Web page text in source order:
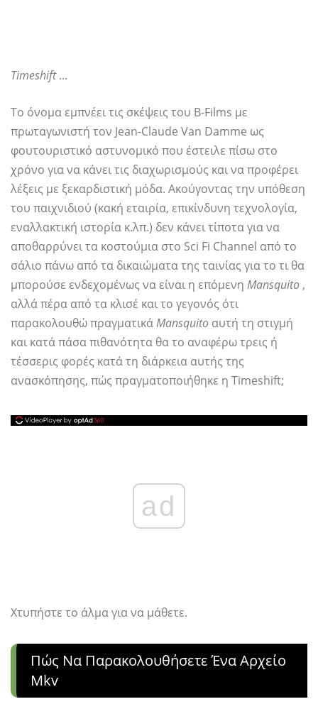
Timeshift...
Το όνομα εμπνέει τις σκέψεις του B-Films με
πρωταγωνιστή τον Jean-Claude Van Damme ως
φουτουριστικό αστυνομικό που έστειλε πίσω στο
χρόνο για να κάνει τις διαχωρισμούς και να προφέρει
λέξεις με ξεκαρδιστική μόδα. Ακούγοντας την υπόθεση
του παιχνιδιού (κακή εταιρία, επικίνδυνη τεχνολογία,
εναλλακτική ιστορία κ.λπ.) δεν κάνει τίποτα για να
αποθαρρύνει τα κοστούμια στο Sci Fi Channel από το
σάλιο πάνω από τα δικαιώματα της ταινίας για το τι θα
μπορούσε ενδεχομένως να είναι η επόμενη Mansquito ,
αλλά πέρα ​​από τα κλισέ και το γεγονός ότι
παρακολουθώ πραγματικάMansquito αυτή τη στιγμή
και κατά πάσα πιθανότητα θα το αναφέρω τρεις ή
τέσσερις φορές κατά τη διάρκεια αυτής της
ανασκόπησης, πώς πραγματοποιήθηκε η Timeshift;
ad
Χτυπήστε το άλμα για να μάθετε.
Πώς Να Παρακολουθήσετε Ένα Αρχείο
Mkv